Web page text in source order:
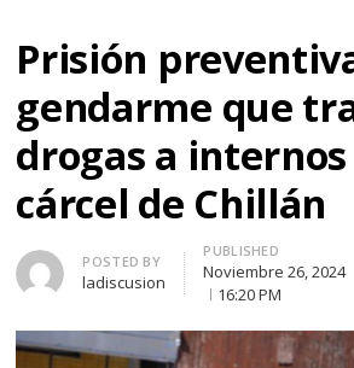
Prisión
gendarme que
drogas a internos
cárcel de Chillán
Author
POSTED BY
ladiscusion
PUBLISHED
Noviembre 26, 2024
16:20 PM